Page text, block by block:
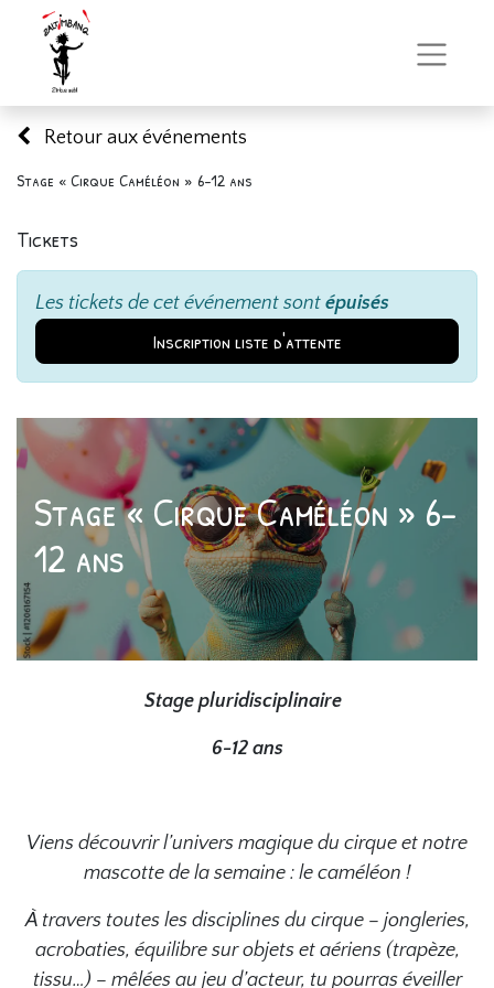
Retour aux événements
Stage « Cirque Caméléon » 6-12 ans
Tickets
Les tickets de cet événement sont épuisés
Inscription liste d'attente
Stage « Cirque Caméléon » 6-
12 ans
Stage pluridisciplinaire
6-12 ans
Viens découvrir l’univers magique du cirque et notre
mascotte de la semaine : le caméléon !
À travers toutes les disciplines du cirque – jongleries,
acrobaties, équilibre sur objets et aériens (trapèze,
tissu…) – mêlées au jeu d’acteur, tu pourras éveiller